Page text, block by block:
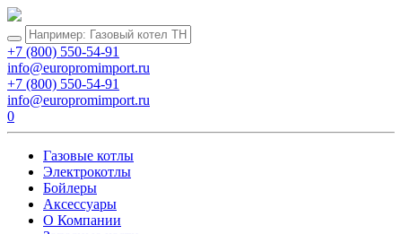
+7 (800) 550-54-91
info@europromimport.ru
+7 (800) 550-54-91
info@europromimport.ru
0
Газовые котлы
Электрокотлы
Бойлеры
Аксессуары
О Компании